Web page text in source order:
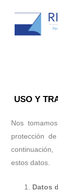
contenido
USO Y
Nos
protección
estos datos.
Datos